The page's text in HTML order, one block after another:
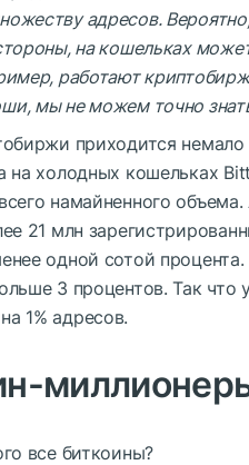
адресов.
на кошельках
работают
мы не можем точно
приходится
на холодных кошельках
намайненного
21 млн
одной сотой
3 процентов. Так
1% адресов.
все биткоины?